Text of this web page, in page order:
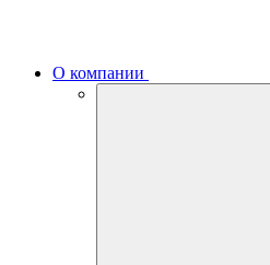
О компании